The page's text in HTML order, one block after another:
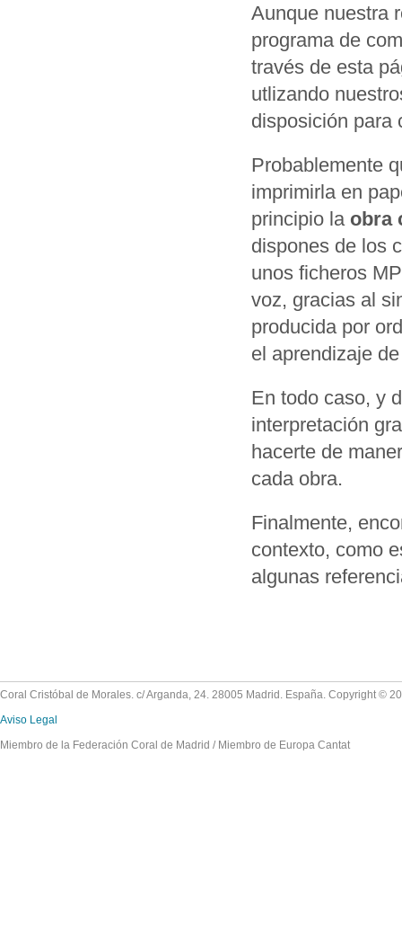
Aunque nuestra
programa de
través de esta
utlizando
disposición para
Probablemente
imprimirla en
principio la obra
dispones de los
unos ficheros
voz, gracias al
producida por
el aprendizaje
En todo caso, y
interpretación
hacerte de
cada obra.
Finalmente,
contexto, como
algunas
Coral Cristóbal de Morales. c/ Arganda, 24. 28005 Madrid. España. Copyright ©
Aviso Legal
Miembro de la Federación Coral de Madrid / Miembro de Europa Cantat